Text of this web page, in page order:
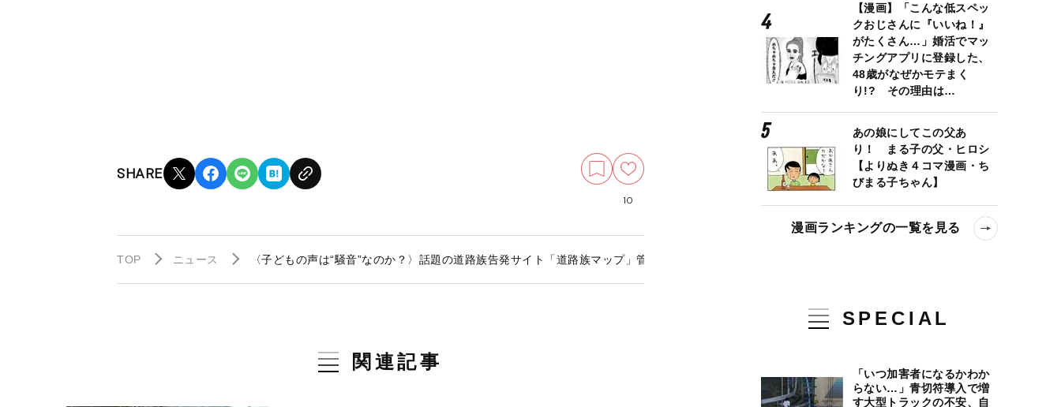
SHARE
10
TOP ニュース 〈子どもの声は“騒音”なのか？〉話題の道路族告発サイト「道路族マップ」管理人に直撃！ 行政や政府の道路族への対応は？ 社会学者は「子どもへのバッ
関連記事
【漫画】「こんな低スペッ
クおじさんに『いいね！』
がたくさん…」婚活でマッ
チングアプリに登録した、
48歳がなぜかモテまく
り!? その理由は…
あの娘にしてこの父あ
り！ まる子の父・ヒロシ
【よりぬき４コマ漫画・ち
びまる子ちゃん】
漫画ランキングの一覧を見る
SPECIAL
「いつ加害者になるかわか
らない…」青切符導入で増
す大型トラックの不安、自